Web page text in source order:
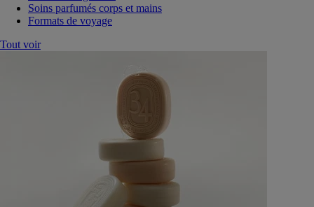
Soins parfumés corps et mains
Formats de voyage
Tout voir